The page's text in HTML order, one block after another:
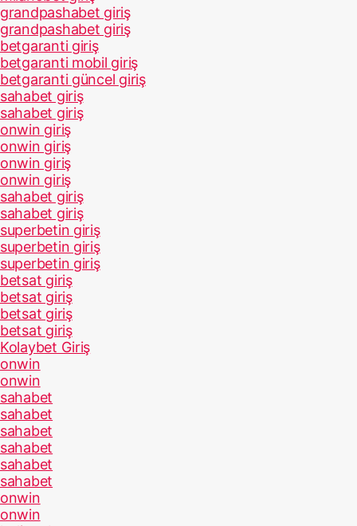
grandpashabet giriş
grandpashabet giriş
betgaranti giriş
betgaranti mobil giriş
betgaranti güncel giriş
sahabet giriş
sahabet giriş
onwin giriş
onwin giriş
onwin giriş
onwin giriş
sahabet giriş
sahabet giriş
superbetin giriş
superbetin giriş
superbetin giriş
betsat giriş
betsat giriş
betsat giriş
betsat giriş
Kolaybet Giriş
onwin
onwin
sahabet
sahabet
sahabet
sahabet
sahabet
sahabet
onwin
onwin